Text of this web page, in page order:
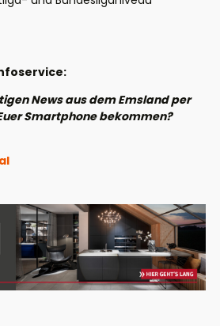
News aus dem Emsland per
Smartphone bekommen?